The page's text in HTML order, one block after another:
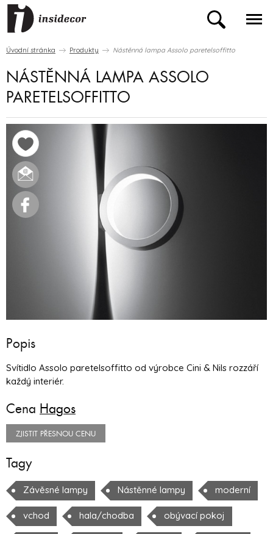
Úvodní stránka Produkty Nástěnná lampa Assolo paretelsoffitto
NÁSTĚNNÁ LAMPA ASSOLO
PARETELSOFFITTO
Popis
Svítidlo Assolo paretelsoffitto od výrobce Cini & Nils rozzáří
každý interiér.
Cena Hagos
ZJISTIT PŘESNOU CENU
Tagy
Závěsné lampy Nástěnné lampy moderní
vchod hala/chodba obývací pokoj